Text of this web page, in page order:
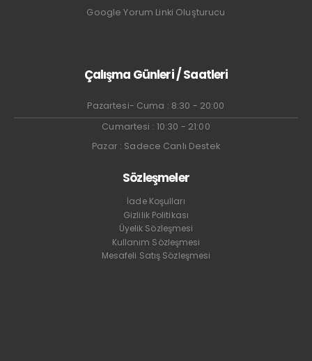
Google Yorum Linki Oluşturucu
Çalışma Günleri / Saatleri
Pazartesi- Cuma : 8:30 - 20:00
Cumartesi : 10:30 - 21:00
Pazar : Sadece Canlı Destek
Sözleşmeler
İade Koşulları
Gizlilik Politikası
Üyelik Sözleşmesi
Kullanım Sözleşmesi
Mesafeli Satış Sözleşmesi